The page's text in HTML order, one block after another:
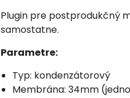
Plugin pre postprodukčný
samostatne.
Parametre:
Typ: kondenzátorový
Membrána: 34mm